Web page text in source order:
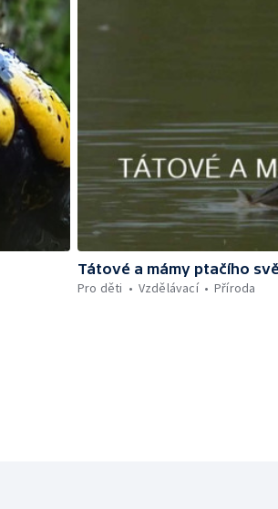
Tátové a mámy ptačího
Pro děti
Vzdělávací Příroda